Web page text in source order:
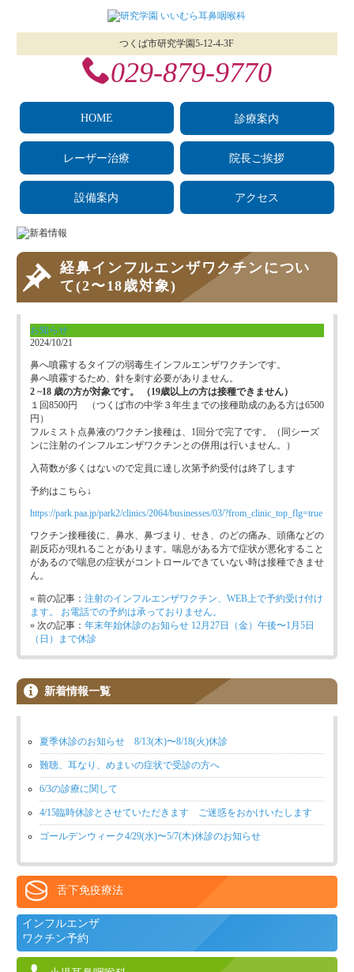
つくば市研究学園5‐12‐4-3F
029‐879‐9770
HOME 診療案内
レーザー治療 院長ご挨拶
設備案内 アクセス
経鼻インフルエンザワクチンについ
て(2〜18歳対象)
お知らせ
2024/10/21
鼻へ噴霧するタイプの弱毒生インフルエンザワクチンです。
鼻へ噴霧するため、針を刺す必要がありません。
2 ~18 歳の方が対象です。 （19歳以上の方は接種できません）
１回8500円 （つくば市の中学３年生までの接種助成のある方は6500
円）
フルミスト点鼻液のワクチン接種は、1回分で完了です。（同シーズ
ンに注射のインフルエンザワクチンとの併用は行いません。）
入荷数が多くはないので定員に達し次第予約受付は終了します
予約はこちら↓
https://park.paa.jp/park2/clinics/2064/businesses/03/?from_clinic_top_flg=true
ワクチン接種後に、鼻水、鼻づまり、せき、のどの痛み、頭痛などの
副反応が現れることがあります。喘息がある方で症状が悪化すること
があるので喘息の症状がコントロールできていない時は接種できませ
ん。
« 前の記事： 注射のインフルエンザワクチン、WEB上で予約受け付け
ます。 お電話での予約は承っておりません。
» 次の記事： 年末年始休診のお知らせ 12月27日（金）午後〜1月5日
（日）まで休診
新着情報一覧
夏季休診のお知らせ 8/13(木)〜8/18(火)休診
難聴、耳なり、めまいの症状で受診の方へ
6/3の診療に関して
4/15臨時休診とさせていただきます ご迷惑をおかけいたします
ゴールデンウィーク4/29(水)〜5/7(木)休診のお知らせ
舌下免疫療法
インフルエンザ
ワクチン予約